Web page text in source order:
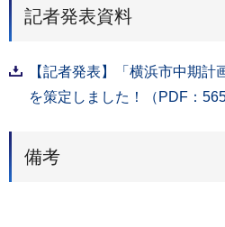
記者発表資料
【記者発表】「横浜市中期計
を策定しました！（PDF：
備考